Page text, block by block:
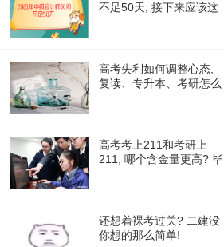
不足50天, 接下来应该这
高考失利如何调整心态,
复读、专升本、考研怎么
高考考上211和考研上
211, 哪个含金量更高? 毕
还想着裸考过关? 二建没
你想的那么简单!